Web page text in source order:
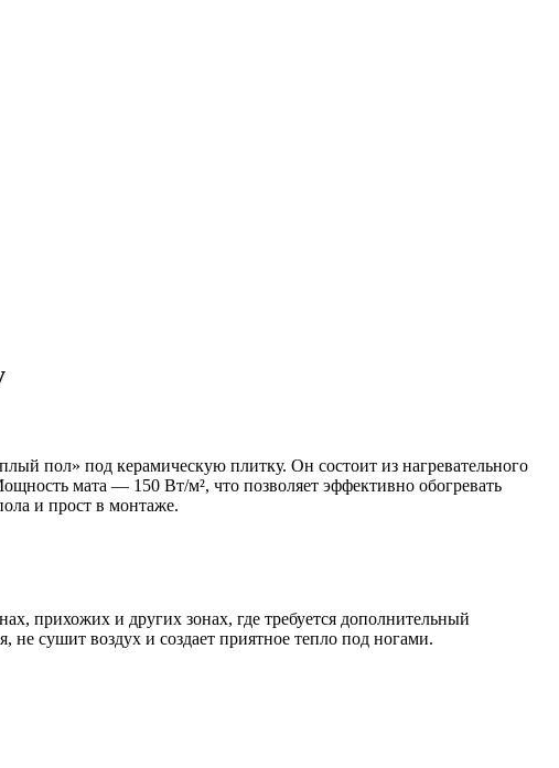
пол» под керамическую плитку. Он состоит из нагревательного
мата — 150 Вт/м², что позволяет эффективно обогревать
и прост в монтаже.
прихожих и других зонах, где требуется дополнительный
сушит воздух и создает приятное тепло под ногами.